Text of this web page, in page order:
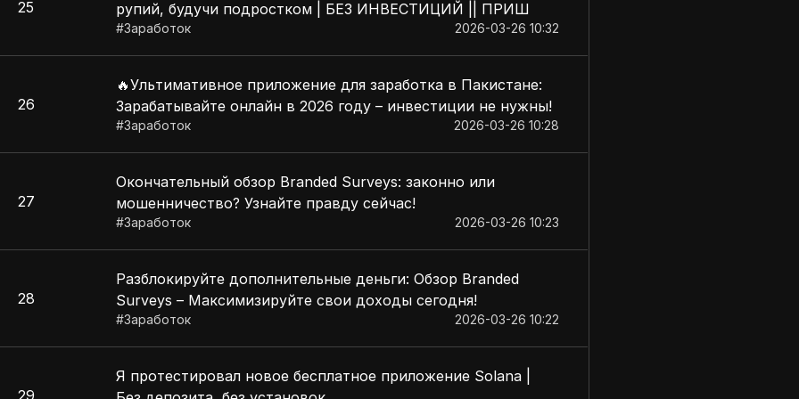
25 рупий, будучи подростком | БЕЗ ИНВЕСТИЦИЙ || ПРИШ
#Заработок 2026-03-26 10:32
26
🔥Ультимативное приложение для заработка в Пакистане:
Зарабатывайте онлайн в 2026 году – инвестиции не нужны!
#Заработок 2026-03-26 10:28
27
Окончательный обзор Branded Surveys: законно или
мошенничество? Узнайте правду сейчас!
#Заработок 2026-03-26 10:23
28
Разблокируйте дополнительные деньги: Обзор Branded
Surveys – Максимизируйте свои доходы сегодня!
#Заработок 2026-03-26 10:22
29
Я протестировал новое бесплатное приложение Solana |